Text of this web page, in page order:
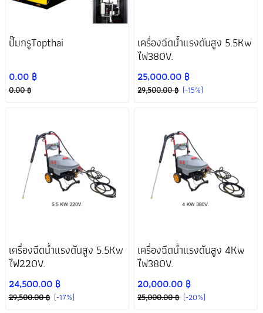
ปั๊มกรูTopthai
0.00 ฿
0.00 ฿
เครื่องฉีดน้ำแรงดันสูง 5.5Kw
ไฟ380V.
25,000.00 ฿
29,500.00 ฿ (-15%)
เครื่องฉีดน้ำแรงดันสูง 5.5Kw
ไฟ220V.
24,500.00 ฿
29,500.00 ฿ (-17%)
เครื่องฉีดน้ำแรงดันสูง 4Kw
ไฟ380V.
20,000.00 ฿
25,000.00 ฿ (-20%)